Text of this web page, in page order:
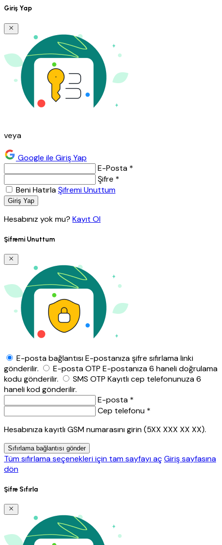
Giriş Yap
veya
Google ile Giriş Yap
E-Posta *
Şifre *
Beni HatırlaŞifremi Unuttum
Giriş Yap
Hesabınız yok mu? Kayıt Ol
Şifremi Unuttum
E-posta bağlantısıE-postanıza şifre sıfırlama linki
gönderilir.
E-posta OTP E-postanıza 6 haneli doğrulama
kodu gönderilir.
SMS OTP Kayıtlı cep telefonunuza 6
haneli kod gönderilir.
E-posta *
Cep telefonu *
Hesabınıza kayıtlı GSM numarasını girin (5XX XXX XX XX).
Sıfırlama bağlantısı gönder
Tüm sıfırlama seçenekleri için tam sayfayı açGiriş sayfasına
dön
Şifre Sıfırla